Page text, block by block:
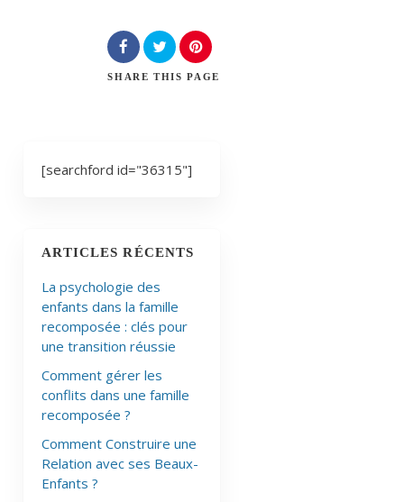
SHARE THIS PAGE
[searchford id="36315"]
ARTICLES RÉCENTS
La psychologie des
enfants dans la famille
recomposée : clés pour
une transition réussie
Comment gérer les
conflits dans une famille
recomposée ?
Comment Construire une
Relation avec ses Beaux-
Enfants ?